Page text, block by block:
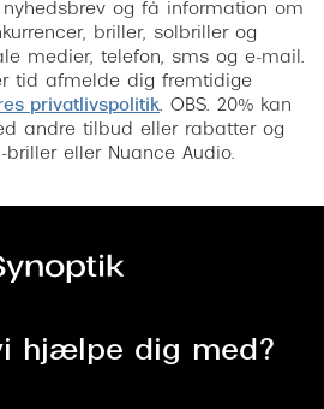
nyhedsbrev og få information om
briller, solbriller og
medier, telefon, sms og e-mail.
tid afmelde dig fremtidige
privatlivspolitik. OBS. 20% kan
andre tilbud eller rabatter og
eller Nuance Audio.
hjælpe dig med?